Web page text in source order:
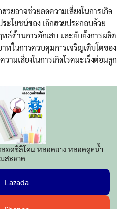
วยอาจช่วยลดความเสี่ยงในการเกิด
ะโยชน์ของ เก๊กฮวยประกอบด้วย
ธ์ต้านการอักเสบ และยับยั้งการผลิต
ทในการควบคุมการเจริญเติบโตของ
ามเสี่ยงในการเกิดโรคมะเร็งต่อมลูก
อดซิลิโคน หลอดยาง หลอดดูดน้ำ
สะอาด
Lazada